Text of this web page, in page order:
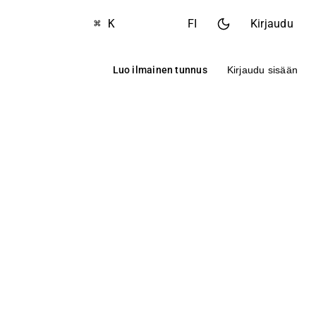
⌘ K FI Kirjaudu
Luo ilmainen tunnus Kirjaudu sisään